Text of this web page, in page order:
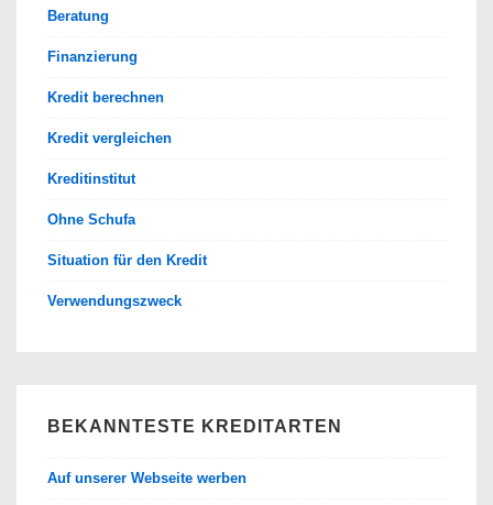
Beratung
Finanzierung
Kredit berechnen
Kredit vergleichen
Kreditinstitut
Ohne Schufa
Situation für den Kredit
Verwendungszweck
BEKANNTESTE KREDITARTEN
Auf unserer Webseite werben